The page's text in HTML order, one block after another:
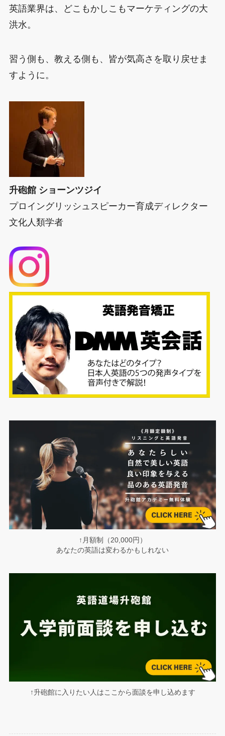
英語業界は、どこもかしこもマーケティングの大
洪水。
習う側も、教える側も、皆が気高さを取り戻せま
すように。
升砲館 ショーンツジイ
プロイングリッシュスピーカー育成ディレクター
文化人類学者
↑月額制（20,000円）
あなたの英語は変わるかもしれない
↑升砲館に入りたい人はここから面談を申し込めます